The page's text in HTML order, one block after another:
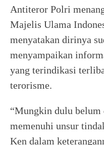
Antiteror Polri
Majelis Ulama
menyatakan dirinya
menyampaikan
yang terindikasi
terorisme.
“Mungkin dulu belum
memenuhi unsur
Ken dalam